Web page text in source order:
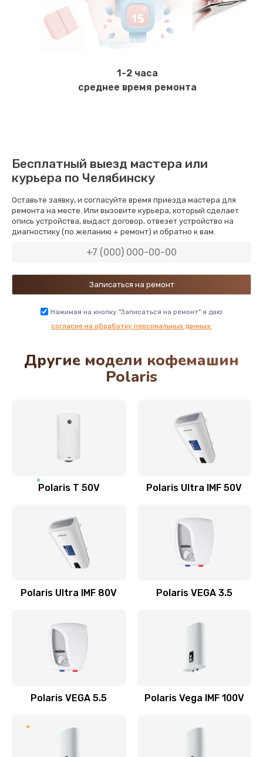
Замена бойлера
1000 руб.
Замена платы логики
1000 руб.
Замена двигателя кофемолки
2500 руб.
Заказать
Замена датчика танка воды
1000 руб.
Заказать
Замена редуктора в сборе
4000 руб.
Замена гидросистемы
Замена бака воды
Замена клапана пара
Заказать
Замена контактов поддона
1-2 часа
среднее время ремонта
Бесплатный выезд мастера или
курьера по Челябинску
Оставьте заявку, и согласуйте время приезда мастера для
ремонта на месте. Или вызовите курьера, который сделает
опись устройства, выдаст договор, отвезет устройство на
диагностику (по желанию + ремонт) и обратно к вам.
Нажимая на кнопку "Записаться на ремонт" я даю
согласие на обработку персональных данных.
Другие модели кофемашин
Polaris
Polaris T 50V Polaris Ultra IMF 50V
Polaris Ultra IMF 80V Polaris VEGA 3.5
Polaris VEGA 5.5 Polaris Vega IMF 100V